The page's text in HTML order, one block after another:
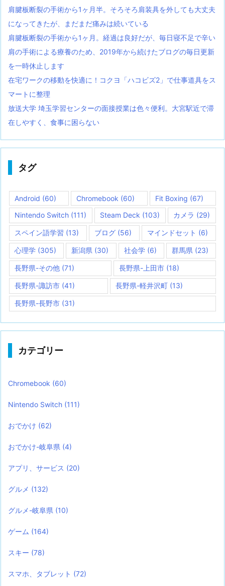
肩腱板断裂の手術から1ヶ月半。そろそろ肩装具を外しても大丈夫
になってきたが、まだまだ痛みは続いている
肩腱板断裂の手術から1ヶ月。経過は良好だが、毎日寝不足で辛い
肩の手術による療養のため、2019年から続けたブログの毎日更新
を一時休止します
在宅ワークの移動を快適に！コクヨ「ハコビズ2」で仕事道具をス
マートに整理
放送大学 埼玉学習センターの面接授業は色々便利。大宮駅近で滞
在しやすく、食事に困らない
タグ
Android (60) Chromebook (60) Fit Boxing (67)
Nintendo Switch (111) Steam Deck (103) カメラ (29)
スペイン語学習 (13) ブログ (56) マインドセット (6)
心理学 (305) 新潟県 (30) 社会学(6) 群馬県 (23)
長野県-その他 (71) 長野県-上田市(18)
長野県-諏訪市 (41) 長野県-軽井沢町 (13)
長野県-長野市 (31)
カテゴリー
Chromebook (60)
Nintendo Switch (111)
おでかけ (62)
おでかけ-岐阜県 (4)
アプリ、サービス (20)
グルメ (132)
グルメ-岐阜県 (10)
ゲーム (164)
スキー (78)
スマホ、タブレット (72)